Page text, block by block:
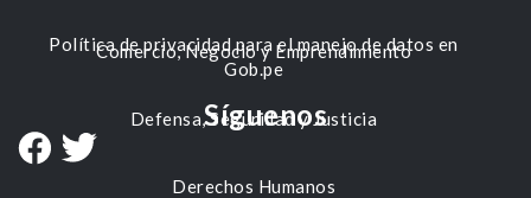
Comercio, Negocio y Emprendimiento
Defensa, Seguridad y Justicia
Derechos Humanos
Política de privacidad para el manejo de datos en
Gob.pe
Síguenos